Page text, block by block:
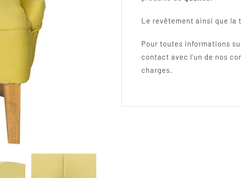
Le revêtement ainsi que la
Pour toutes informations
contact avec l’un de nos
charges.